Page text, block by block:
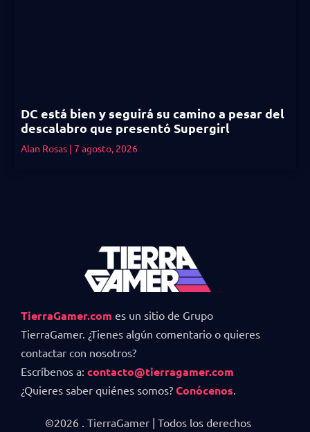
DC está bien y seguirá su camino a pesar del
descalabro que presentó Supergirl
Alan Rosas 7 agosto, 2026
TierraGamer.com es un sitio de Grupo
TierraGamer. ¿Tienes algún comentario o quieres
contactar con nosotros?
Escríbenos a: contacto@tierragamer.com
¿Quieres saber quiénes somos? Conócenos.
©2026 . TierraGamer | Todos los derechos